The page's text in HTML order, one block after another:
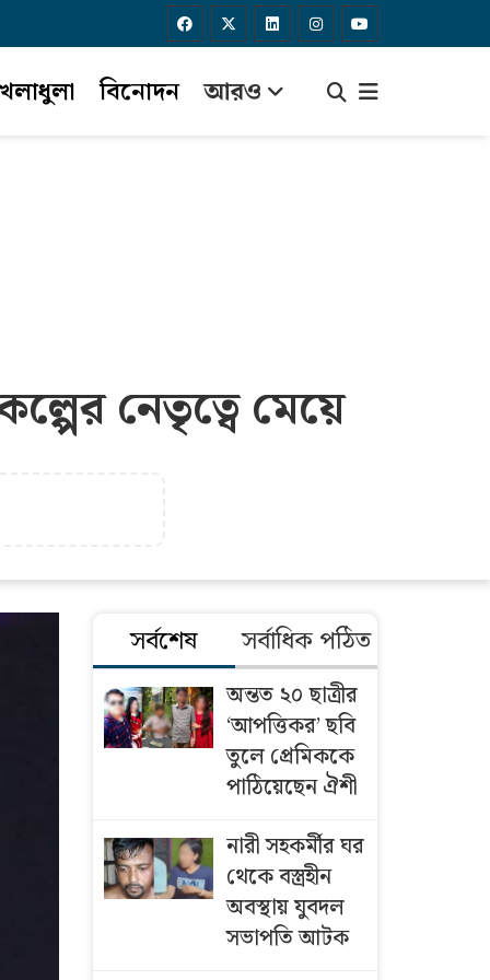
বিনোদন আরও
নেতৃত্বে মেয়ে
সর্বশেষ সর্বাধিক পঠিত
অন্তত ২০ ছাত্রীর
‘আপত্তিকর’ ছবি
তুলে প্রেমিককে
পাঠিয়েছেন ঐশী
নারী সহকর্মীর ঘর
থেকে বস্ত্রহীন
অবস্থায় যুবদল
সভাপতি আটক